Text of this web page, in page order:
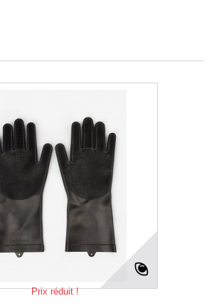
Prix réduit !